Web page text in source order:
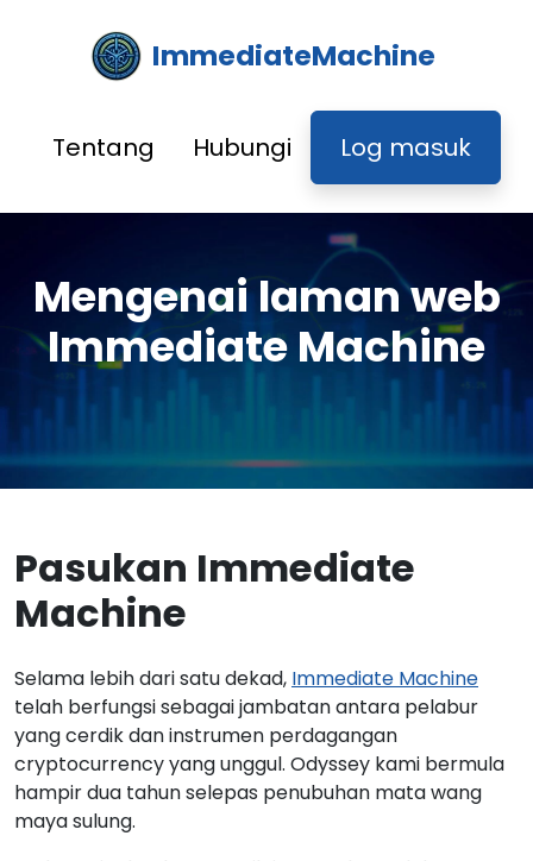
ImmediateMachine
Tentang Hubungi Log masuk
Mengenai laman web
Immediate Machine
Pasukan Immediate
Machine
Selama lebih dari satu dekad, Immediate Machine
telah berfungsi sebagai jambatan antara pelabur
yang cerdik dan instrumen perdagangan
cryptocurrency yang unggul. Odyssey kami bermula
hampir dua tahun selepas penubuhan mata wang
maya sulung.